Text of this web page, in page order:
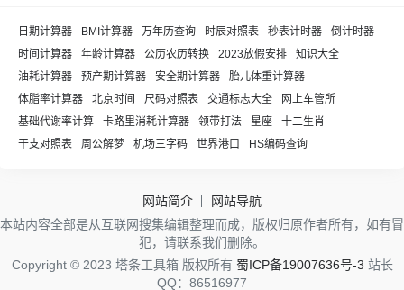
日期计算器 BMI计算器 万年历查询 时辰对照表 秒表计时器
倒计时器
时间计算器
年龄计算器 公历农历转换 2023放假安排
知识大全
油耗计算器
预产期计算器 安全期计算器
胎儿体重计算器
体脂率计算器
北京时间 尺码对照表 交通标志大全
网上车管所
基础代谢率计算
卡路里消耗计算器 领带打法 星座
十二生肖
干支对照表
周公解梦 机场三字码 世界港口 HS编码查询
网站简介
网站导航
本站内容全部是从互联网搜集编辑整理而成，版权归原作者所有，如有冒
犯，请联系我们删除。
Copyright © 2023 塔条工具箱 版权所有 蜀ICP备19007636号-3 站长
QQ：86516977